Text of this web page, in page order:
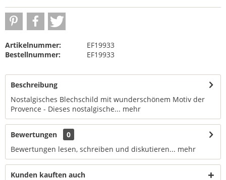
Artikelnummer:
EF19933
Bestellnummer:
EF19933
Beschreibung
Nostalgisches Blechschild mit wunderschönem Motiv der
Provence - Dieses nostalgische... mehr
Bewertungen
0
Bewertungen lesen, schreiben und diskutieren... mehr
Kunden kauften auch